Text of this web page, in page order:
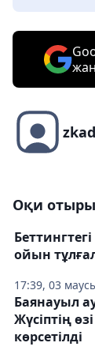
Оқи
17:39, 03
ойын
Баянауыл
Жүсіптің
көрсетілді